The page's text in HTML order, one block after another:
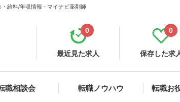
給料/年収情報 - マイナビ薬剤師
最近見た求人
0
保存した求
0
職相談会 転職ノウハウ 転職お